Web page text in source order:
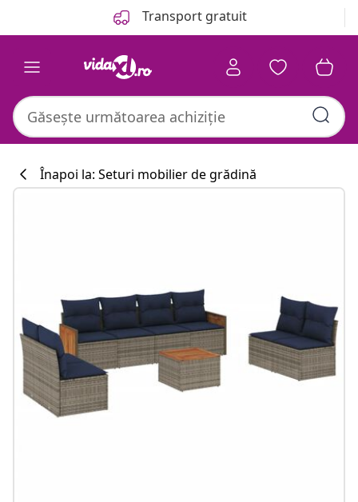
Transport gratuit
Înapoi la: Seturi mobilier de grădină